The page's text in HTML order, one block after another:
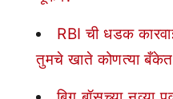
RBI ची धडक
तुमचे खाते कोणत्या